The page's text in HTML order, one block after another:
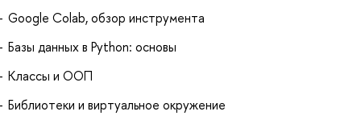
Google Colab, обзор инструмента
Базы данных в Python: основы
Классы и ООП
Библиотеки и виртуальное окружение